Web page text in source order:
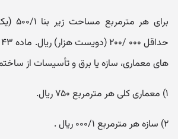
برای
های معماری، سازه یا برق و تأسیسات از
۱) معماری کلی هر مترمربع ۷۵۰ ریال.
۲) سازه هر مترمربع ۰۰۰/۱ ریال .